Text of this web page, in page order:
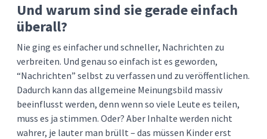
Und warum sind sie gerade einfach
überall?
Nie ging es einfacher und schneller, Nachrichten zu
verbreiten. Und genau so einfach ist es geworden,
“Nachrichten” selbst zu verfassen und zu veröffentlichen.
Dadurch kann das allgemeine Meinungsbild massiv
beeinflusst werden, denn wenn so viele Leute es teilen,
muss es ja stimmen. Oder? Aber Inhalte werden nicht
wahrer, je lauter man brüllt – das müssen Kinder erst